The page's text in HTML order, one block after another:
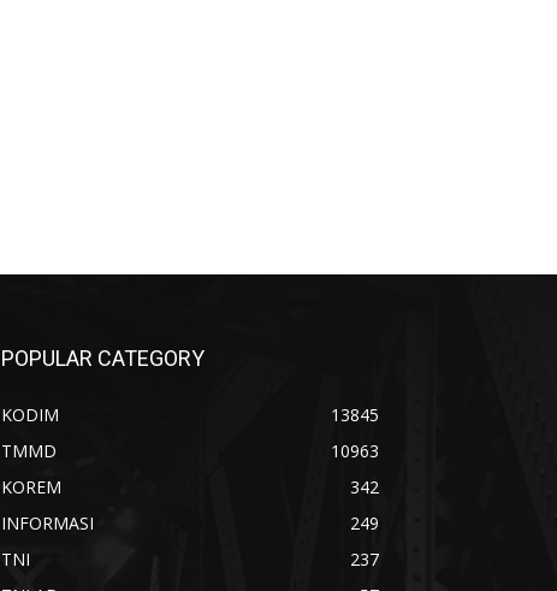
POPULAR CATEGORY
KODIM
13845
TMMD
10963
KOREM
342
INFORMASI
249
TNI
237